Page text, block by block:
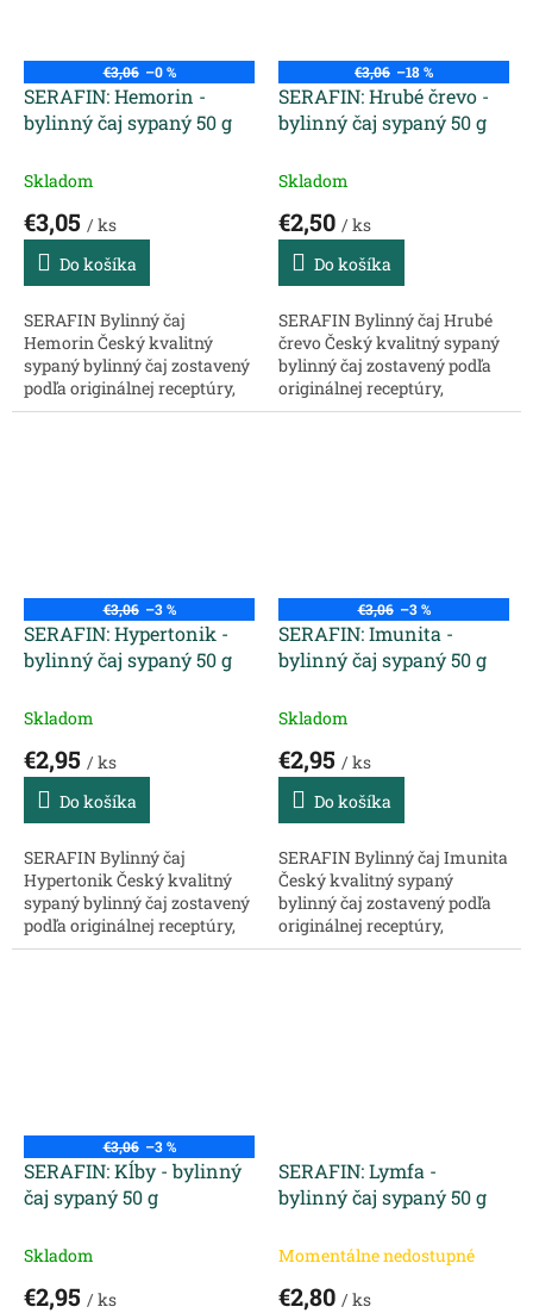
€3,06 –0 %
SERAFIN: Hemorin -
bylinný čaj sypaný 50 g
Skladom
€3,05 / ks
Do košíka
SERAFIN Bylinný čaj
Hemorin Český kvalitný
sypaný bylinný čaj zostavený
podľa originálnej receptúry,
chránený ochrannou
€3,06 –18 %
SERAFIN: Hrubé črevo -
bylinný čaj sypaný 50 g
Skladom
€2,50 / ks
Do košíka
SERAFIN Bylinný čaj Hrubé
črevo Český kvalitný sypaný
bylinný čaj zostavený podľa
originálnej receptúry,
chránený ochrannou
€3,06 –3 %
SERAFIN: Hypertonik -
bylinný čaj sypaný 50 g
Skladom
€2,95 / ks
Do košíka
SERAFIN Bylinný čaj
Hypertonik Český kvalitný
sypaný bylinný čaj zostavený
podľa originálnej receptúry,
chránený ochrannou
€3,06 –3 %
SERAFIN: Imunita -
bylinný čaj sypaný 50 g
Skladom
€2,95 / ks
Do košíka
SERAFIN Bylinný čaj Imunita
Český kvalitný sypaný
bylinný čaj zostavený podľa
originálnej receptúry,
chránený ochrannou
€3,06 –3 %
SERAFIN: Kĺby - bylinný
čaj sypaný 50 g
Skladom
€2,95 / ks
SERAFIN: Lymfa -
bylinný čaj sypaný 50 g
Momentálne nedostupné
€2,80 / ks